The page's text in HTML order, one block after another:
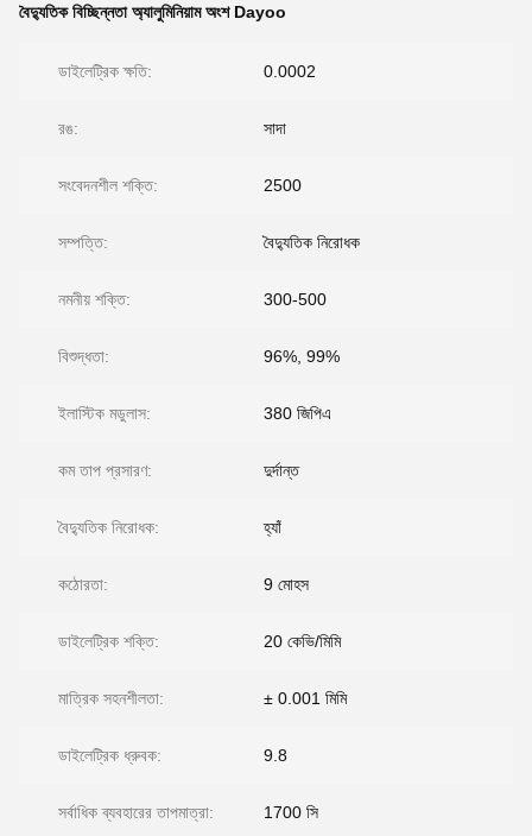
বৈদ্যুতিক বিচ্ছিন্নতা অ্যালুমিনিয়াম অংশ Dayoo
ডাইলেট্রিক ক্ষতি: 0.0002
রঙ: সাদা
সংবেদনশীল শক্তি: 2500
সম্পত্তি: বৈদ্যুতিক নিরোধক
নমনীয় শক্তি: 300-500
বিশুদ্ধতা: 96%, 99%
ইলাস্টিক মডুলাস: 380 জিপিএ
কম তাপ প্রসারণ: দুর্দান্ত
বৈদ্যুতিক নিরোধক: হ্যাঁ
কঠোরতা: 9 মোহস
ডাইলেট্রিক শক্তি: 20 কেভি/মিমি
মাত্রিক সহনশীলতা: ± 0.001 মিমি
ডাইলেট্রিক ধ্রুবক: 9.8
সর্বাধিক ব্যবহারের তাপমাত্রা: 1700 সি